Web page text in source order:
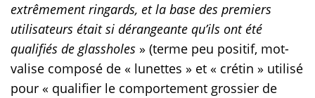
extrêmement ringards, et la base des premiers
utilisateurs était si dérangeante qu’ils ont été
qualifiés de glassholes » (terme peu positif, mot-
valise composé de « lunettes » et « crétin » utilisé
pour « qualifier le comportement grossier de